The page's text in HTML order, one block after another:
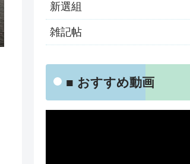
新選組
雑記帖
■ おすすめ動画